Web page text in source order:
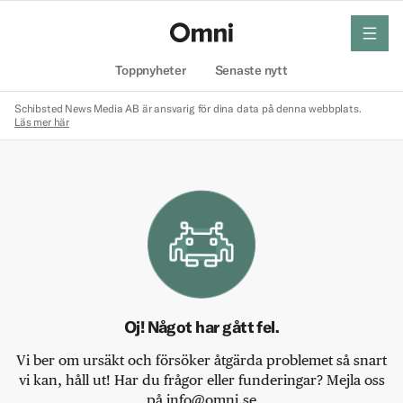
Toppnyheter Senaste nytt
meny
Schibsted News Media AB är ansvarig för dina data på denna webbplats.
Läs mer här
Oj! Något har gått fel.
Vi ber om ursäkt och försöker åtgärda problemet så snart
vi kan, håll ut! Har du frågor eller funderingar? Mejla oss